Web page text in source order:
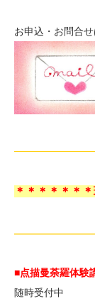
お申込・お問合
＊＊＊＊＊＊
■点描曼荼羅体験
随時受付中